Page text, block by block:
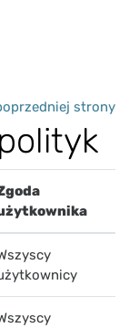
strony